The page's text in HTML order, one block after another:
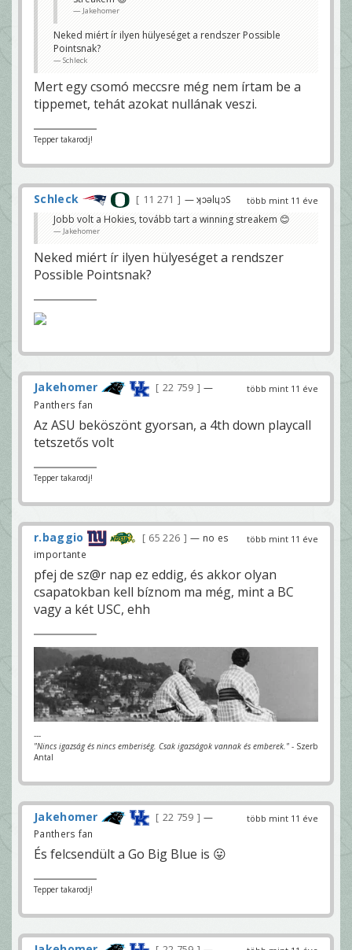
Jakehomer
Neked miért ír ilyen hülyeséget a rendszer Possible
Pointsnak?
Schleck
Mert egy csomó meccsre még nem írtam be a
tippemet, tehát azokat nullának veszi.
Tepper takarodj!
több mint 11 éve
Schleck 11 271 — ʞɔǝlɥɔS
Jobb volt a Hokies, tovább tart a winning streakem 😊
Jakehomer
Neked miért ír ilyen hülyeséget a rendszer
Possible Pointsnak?
több mint 11 éve
Jakehomer 22 759
—
Panthers fan
Az ASU beköszönt gyorsan, a 4th down playcall
tetszetős volt
Tepper takarodj!
több mint 11 éve
r.baggio 65 226
— no es
importante
pfej de sz@r nap ez eddig, és akkor olyan
csapatokban kell bíznom ma még, mint a BC
vagy a két USC, ehh
---
"Nincs igazság és nincs emberiség. Csak igazságok vannak és emberek." - Szerb
Antal
több mint 11 éve
Jakehomer 22 759
—
Panthers fan
És felcsendült a Go Big Blue is 😛
Tepper takarodj!